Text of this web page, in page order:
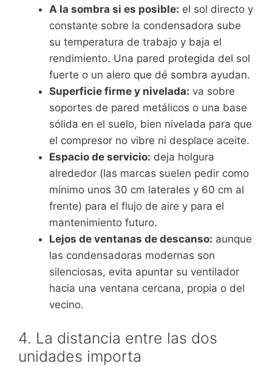
A la sombra si es posible: el sol directo y
constante sobre la condensadora sube
su temperatura de trabajo y baja el
rendimiento. Una pared protegida del sol
fuerte o un alero que dé sombra ayudan.
Superficie firme y nivelada: va sobre
soportes de pared metálicos o una base
sólida en el suelo, bien nivelada para que
el compresor no vibre ni desplace aceite.
Espacio de servicio: deja holgura
alrededor (las marcas suelen pedir como
mínimo unos 30 cm laterales y 60 cm al
frente) para el flujo de aire y para el
mantenimiento futuro.
Lejos de ventanas de descanso: aunque
las condensadoras modernas son
silenciosas, evita apuntar su ventilador
hacia una ventana cercana, propia o del
vecino.
4. La distancia entre las dos
unidades importa